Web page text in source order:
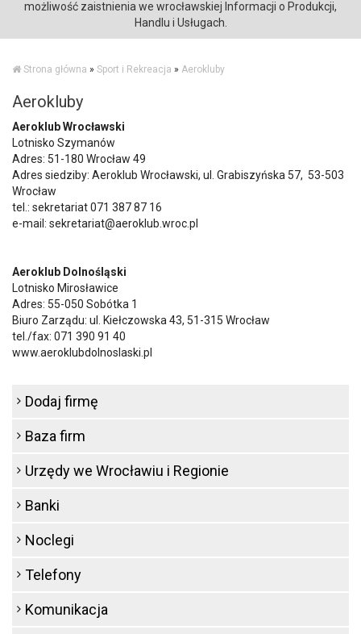
możliwość zaistnienia we wrocławskiej Informacji o Produkcji,
Handlu i Usługach.
Strona główna » Sport i Rekreacja » Aerokluby
Aerokluby
Aeroklub Wrocławski
Lotnisko Szymanów
Adres: 51-180 Wrocław 49
Adres siedziby: Aeroklub Wrocławski, ul. Grabiszyńska 57, 53-503
Wrocław
tel.: sekretariat 071 387 87 16
e-mail: sekretariat@aeroklub.wroc.pl
Aeroklub Dolnośląski
Lotnisko Mirosławice
Adres: 55-050 Sobótka 1
Biuro Zarządu: ul. Kiełczowska 43, 51-315 Wrocław
tel./fax: 071 390 91 40
www.aeroklubdolnoslaski.pl
Dodaj firmę
Baza firm
Urzędy we Wrocławiu i Regionie
Banki
Noclegi
Telefony
Komunikacja